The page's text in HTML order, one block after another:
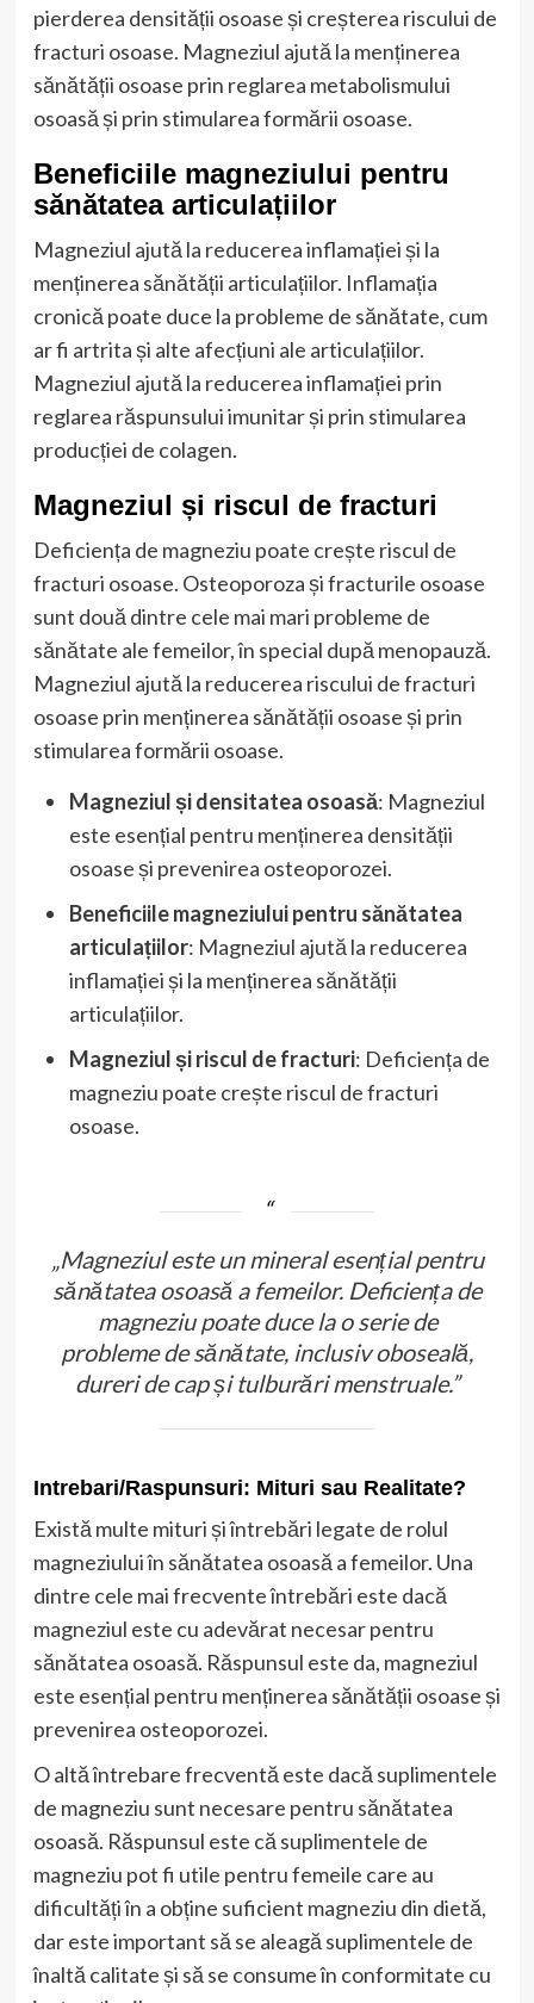
pierderea densității osoase și creșterea riscului de
fracturi osoase. Magneziul ajută la menținerea
sănătății osoase prin reglarea metabolismului
osoasă și prin stimularea formării osoase.
Beneficiile magneziului pentru
sănătatea articulațiilor
Magneziul ajută la reducerea inflamației și la
menținerea sănătății articulațiilor. Inflamația
cronică poate duce la probleme de sănătate, cum
ar fi artrita și alte afecțiuni ale articulațiilor.
Magneziul ajută la reducerea inflamației prin
reglarea răspunsului imunitar și prin stimularea
producției de colagen.
Magneziul și riscul de fracturi
Deficiența de magneziu poate crește riscul de
fracturi osoase. Osteoporoza și fracturile osoase
sunt două dintre cele mai mari probleme de
sănătate ale femeilor, în special după menopauză.
Magneziul ajută la reducerea riscului de fracturi
osoase prin menținerea sănătății osoase și prin
stimularea formării osoase.
Magneziul și densitatea osoasă: Magneziul
este esențial pentru menținerea densității
osoase și prevenirea osteoporozei.
Beneficiile magneziului pentru sănătatea
articulațiilor: Magneziul ajută la reducerea
inflamației și la menținerea sănătății
articulațiilor.
Magneziul și riscul de fracturi: Deficiența de
magneziu poate crește riscul de fracturi
osoase.
„Magneziul este un mineral esențial pentru
sănătatea osoasă a femeilor. Deficiența de
magneziu poate duce la o serie de
probleme de sănătate, inclusiv oboseală,
dureri de cap și tulburări menstruale.”
Intrebari/Raspunsuri: Mituri sau Realitate?
Există multe mituri și întrebări legate de rolul
magneziului în sănătatea osoasă a femeilor. Una
dintre cele mai frecvente întrebări este dacă
magneziul este cu adevărat necesar pentru
sănătatea osoasă. Răspunsul este da, magneziul
este esențial pentru menținerea sănătății osoase și
prevenirea osteoporozei.
O altă întrebare frecventă este dacă suplimentele
de magneziu sunt necesare pentru sănătatea
osoasă. Răspunsul este că suplimentele de
magneziu pot fi utile pentru femeile care au
dificultăți în a obține suficient magneziu din dietă,
dar este important să se aleagă suplimentele de
înaltă calitate și să se consume în conformitate cu